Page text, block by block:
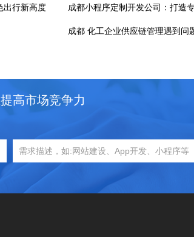
出行新高度
成都 化工企业供应链管理遇到问
高市场竞争力